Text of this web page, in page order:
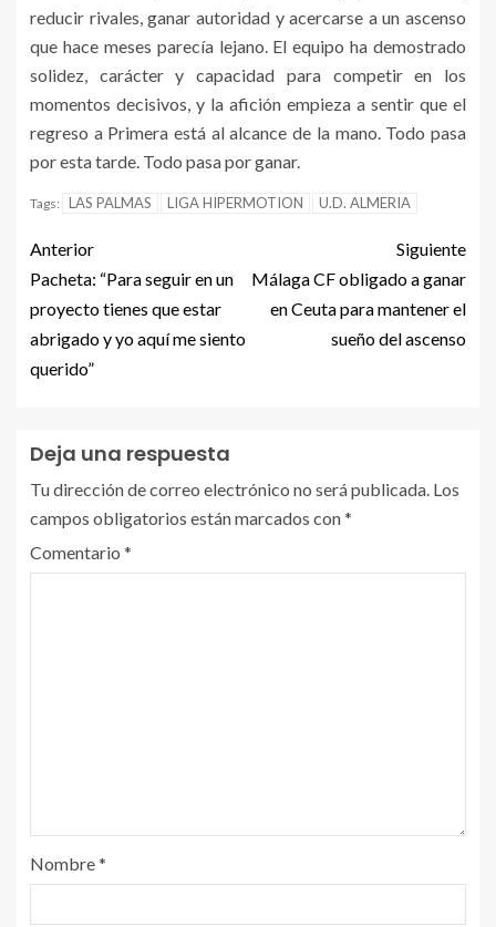
reducir rivales, ganar autoridad y acercarse a un ascenso
que hace meses parecía lejano. El equipo ha demostrado
solidez, carácter y capacidad para competir en los
momentos decisivos, y la afición empieza a sentir que el
regreso a Primera está al alcance de la mano. Todo pasa
por esta tarde. Todo pasa por ganar.
Tags: LAS PALMAS LIGA HIPERMOTION U.D. ALMERIA
Anterior
Pacheta: “Para seguir en un
proyecto tienes que estar
abrigado y yo aquí me siento
querido”
Siguiente
Málaga CF obligado a ganar
en Ceuta para mantener el
sueño del ascenso
Deja una respuesta
Tu dirección de correo electrónico no será publicada. Los
campos obligatorios están marcados con*
Comentario *
Nombre*